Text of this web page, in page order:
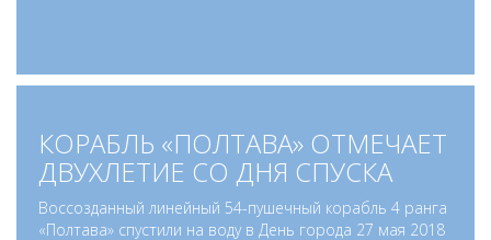
КОРАБЛЬ «ПОЛТАВА» ОТМЕЧАЕТ
ДВУХЛЕТИЕ СО ДНЯ СПУСКА
Воссозданный линейный 54-пушечный корабль 4 ранга
«Полтава» спустили на воду в День города 27 мая 2018